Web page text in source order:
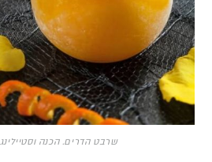
שרבט הדרים. הכנה וסטיילינג: